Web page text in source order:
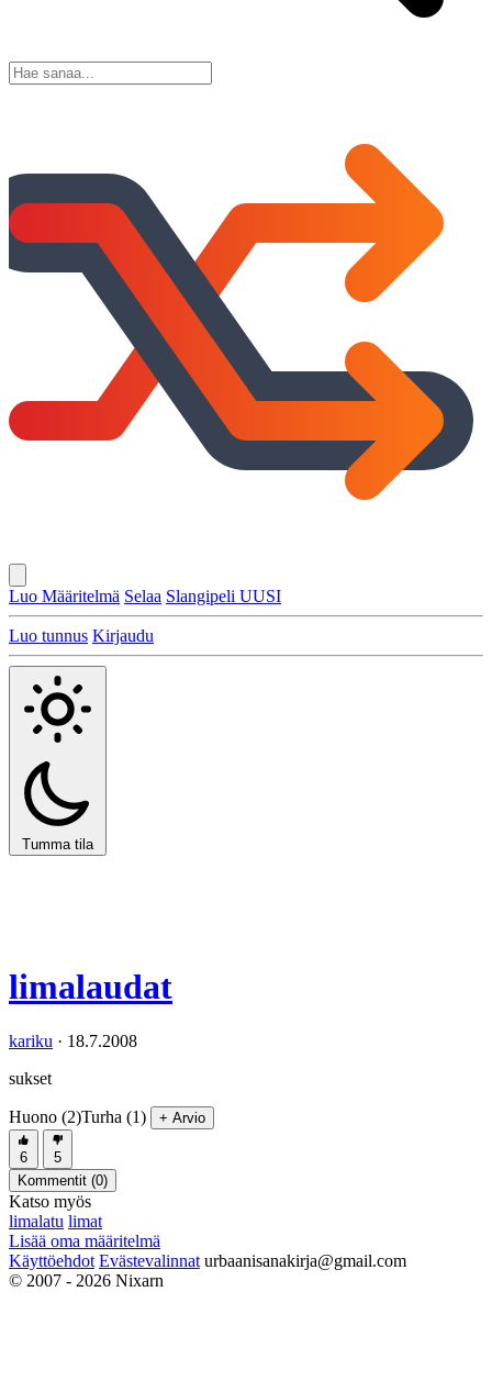
Luo Määritelmä Selaa Slangipeli UUSI
Luo tunnus Kirjaudu
Tumma tila
limalaudat
kariku · 18.7.2008
sukset
Huono (2)Turha (1) + Arvio
6
5
Kommentit (0)
Katso myös
limalatu limat
Lisää oma määritelmä
Käyttöehdot Evästevalinnat urbaanisanakirja@gmail.com
© 2007 - 2026 Nixarn